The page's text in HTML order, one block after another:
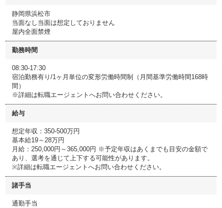
静岡県浜松市
当面なし当面は想定しておりません
屋内全面禁煙
勤務時間
08:30-17:30
宿泊勤務有り/1ヶ月単位の変形労働時間制（月間基準労働時間168時
間）
※詳細は転職エージェントへお問い合わせください。
給与
想定年収：350-500万円
基本給19～28万円
月給：250,000円～365,000円 ※予定年収はあくまでも目安の金額で
あり、選考を通じて上下する可能性があります。
※詳細は転職エージェントへお問い合わせください。
諸手当
通勤手当